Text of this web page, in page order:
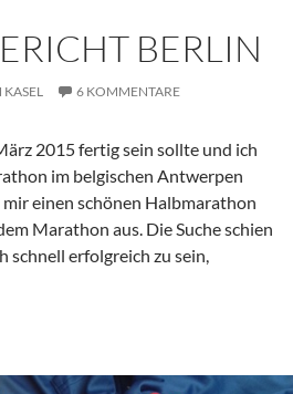
BERLIN
6 KOMMENTARE
2015 fertig sein sollte und ich
im belgischen Antwerpen
einen schönen Halbmarathon
Marathon aus. Die Suche schien
schnell erfolgreich zu sein,